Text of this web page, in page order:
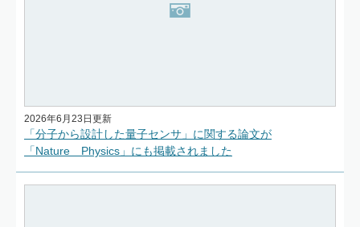
2026年6月23日更新
「分子から設計した量子センサ」に関する論文が
「Nature Physics」にも掲載されました